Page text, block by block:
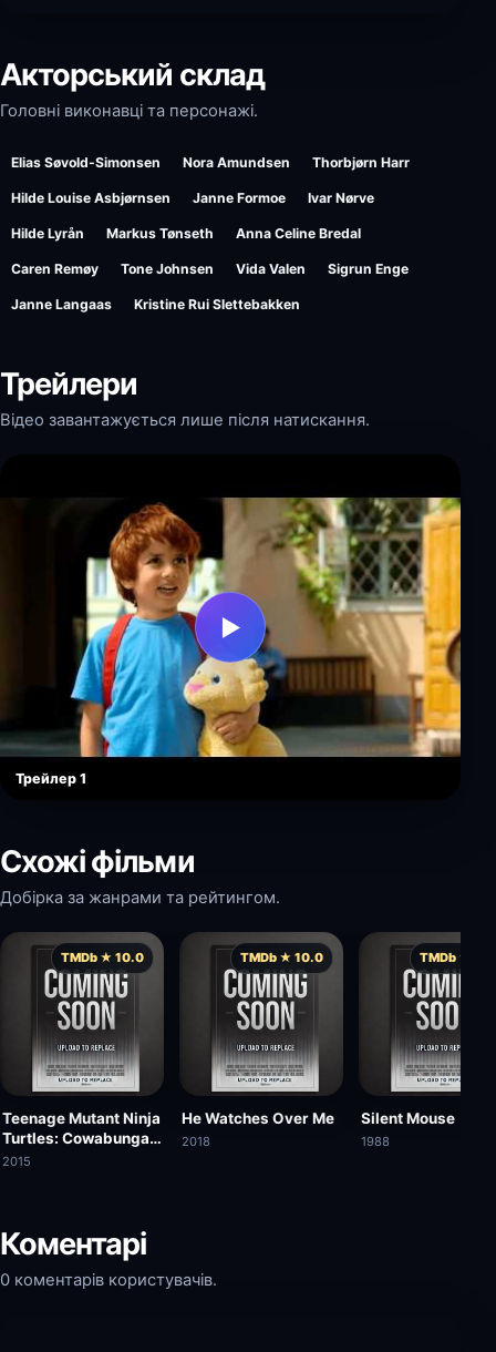
Акторський склад
Головні виконавці та персонажі.
Elias Søvold-Simonsen Nora Amundsen Thorbjørn Harr
Hilde Louise Asbjørnsen Janne Formoe Ivar Nørve
Hilde Lyrån Markus Tønseth Anna Celine Bredal
Caren Remøy Tone Johnsen Vida Valen Sigrun Enge
Janne Langaas Kristine Rui Slettebakken
Трейлери
Відео завантажується лише після натискання.
▶
Трейлер 1
Схожі фільми
Добірка за жанрами та рейтингом.
TMDb ★ 10.0
Teenage Mutant Ninja
Turtles: Cowabunga
Christmas
2015
TMDb ★ 10.0
He Watches Over Me
2018
TMDb ★
Silent Mouse
1988
Коментарі
0 коментарів користувачів.